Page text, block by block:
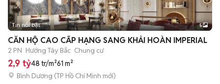
Tin nổi bật 5
CĂN HỘ CAO CẤP HẠNG SANG KHẢI HOÀN IMPERIAL
2 PN Hướng Tây Bắc Chung cư
2,9 tỷ48 tr/m²61 m²
Bình Dương (TP Hồ Chí Minh mới)